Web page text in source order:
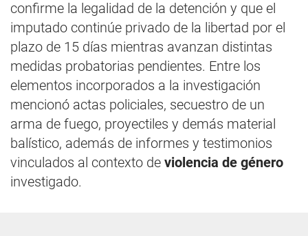
confirme la legalidad de la detención y que el
imputado continúe privado de la libertad por el
plazo de 15 días mientras avanzan distintas
medidas probatorias pendientes. Entre los
elementos incorporados a la investigación
mencionó actas policiales, secuestro de un
arma de fuego, proyectiles y demás material
balístico, además de informes y testimonios
vinculados al contexto de violencia de género
investigado.